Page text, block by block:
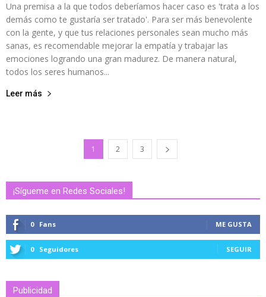
Una premisa a la que todos deberíamos hacer caso es 'trata a los
demás como te gustaría ser tratado'. Para ser más benevolente
con la gente, y que tus relaciones personales sean mucho más
sanas, es recomendable mejorar la empatía y trabajar las
emociones logrando una gran madurez. De manera natural,
todos los seres humanos...
Leer más
1 2 3
¡Sígueme en Redes Sociales!
0 Fans ME GUSTA
0 Seguidores SEGUIR
Publicidad